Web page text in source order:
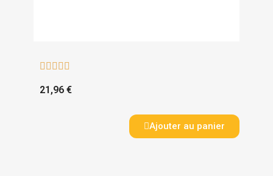
    
21,96 €
Ajouter au panier